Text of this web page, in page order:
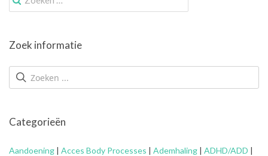
naar:
Zoek informatie
Categorieën
Aandoening | Acces Body Processes | Ademhaling | ADHD/ADD |